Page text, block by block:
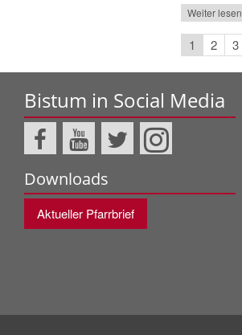
Weiter lesen
1 2 3
Bistum in Social Media
Downloads
Aktueller Pfarrbrief